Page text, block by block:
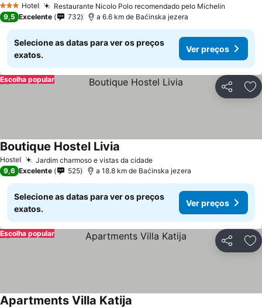
3 EstrelasHotel Restaurante Nicolo Polo recomendado pelo Michelin
9,5 Excelente 732 a 6.6 km de Baćinska jezera
Selecione as datas para ver os preços
exatos.
Ver preços
Partilhar
Escolha popular
Hostel Jardim charmoso e vistas da cidade
Boutique Hostel Livia
9,6 Excelente 525 a 18.8 km de Baćinska jezera
Selecione as datas para ver os preços
exatos.
Ver preços
Partilhar
Escolha popular
Apartments Villa Katija